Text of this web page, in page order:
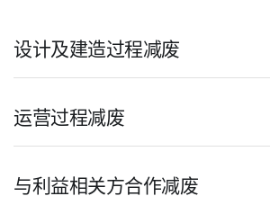
设计及建造过程减废
运营过程减废
与利益相关方合作减废